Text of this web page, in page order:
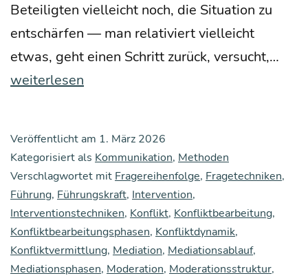
Betei­lig­ten viel­leicht noch, die Situa­ti­on zu
ent­schär­fen — man rela­ti­viert viel­leicht
etwas, geht einen Schritt zurück, ver­sucht,…
kraft
weiterlesen
Veröffentlicht am 1. März 2026
Kategorisiert als Kommunikation, Methoden
Verschlagwortet mitFragereihenfolge, Fragetechniken,
Führung, Führungskraft, Intervention,
Interventionstechniken, Konflikt, Konfliktbearbeitung,
Konfliktbearbeitungsphasen, Konfliktdynamik,
Konfliktvermittlung, Mediation, Mediationsablauf,
Mediationsphasen, Moderation, Moderationsstruktur,